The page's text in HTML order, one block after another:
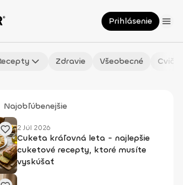
Prihlásenie
Zdravie Všeobecné
Najobľúbenejšie
2 Júl 2026
Cuketa kráľovná leta - najlepšie
cuketové recepty, ktoré musíte
vyskúšať